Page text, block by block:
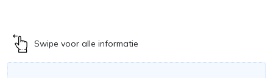
Swipe voor alle informatie